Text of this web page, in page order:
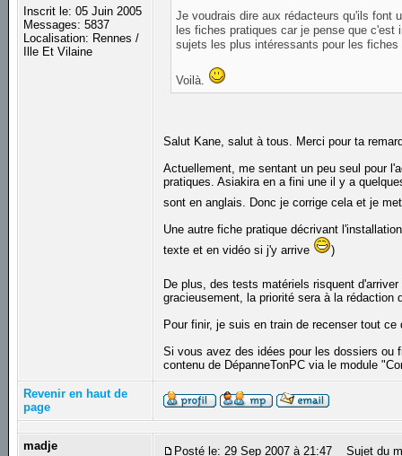
Inscrit le: 05 Juin 2005
Messages: 5837
Localisation: Rennes /
Ille Et Vilaine
Je voudrais dire aux rédacteurs qu'ils font
les fiches pratiques car je pense que
sujets les plus intéressants pour les fiches
Voilà.
Salut Kane, salut à tous. Merci pour ta
Actuellement, me sentant un peu seul pour
pratiques. Asiakira en a fini une il y a
sont en anglais. Donc je corrige cela et je
Une autre fiche pratique décrivant
texte et en vidéo si j'y arrive
)
De plus, des tests matériels risquent
gracieusement, la priorité sera à la rédaction
Pour finir, je suis en train de recenser tout
Si vous avez des idées pour les dossiers ou
contenu de DépanneTonPC via le module
Revenir en haut de
page
madje Posté le: 29 Sep 2007 à 21:47 Sujet du